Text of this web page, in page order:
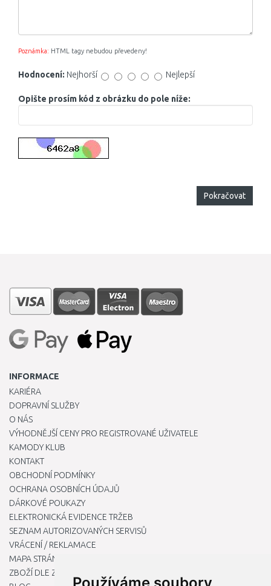
Poznámka: HTML tagy nebudou převedeny!
Hodnocení: Nejhorší Nejlepší
Opište prosím kód z obrázku do pole níže:
Pokračovat
INFORMACE
KARIÉRA
DOPRAVNÍ SLUŽBY
O NÁS
VÝHODNĚJŠÍ CENY PRO REGISTROVANÉ UŽIVATELE
KAMODY KLUB
KONTAKT
OBCHODNÍ PODMÍNKY
OCHRANA OSOBNÍCH ÚDAJŮ
DÁRKOVÉ POUKAZY
ELEKTRONICKÁ EVIDENCE TRŽEB
SEZNAM AUTORIZOVANÝCH SERVISŮ
VRÁCENÍ / REKLAMACE
MAPA STRÁNKY
ZBOŽÍ DLE ZNAČEK